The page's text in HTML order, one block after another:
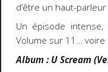
d’être un haut-
Un épisode
Volume sur 11…
Album : U Scream